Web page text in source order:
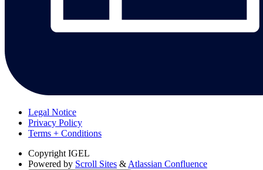
Legal Notice
Privacy Policy
Terms + Conditions
Copyright IGEL
Powered by Scroll Sites & Atlassian Confluence